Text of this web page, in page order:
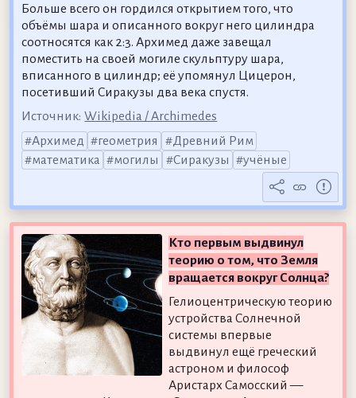
Больше всего он гордился открытием того, что
объёмы шара и описанного вокруг него цилиндра
соотносятся как 2:3. Архимед даже завещал
поместить на своей могиле скульптуру шара,
вписанного в цилиндр; её упомянул Цицерон,
посетивший Сиракузы два века спустя.
Источник: Wikipedia / Archimedes
Архимед
геометрия
Древний Рим
математика
могилы Сиракузы учёные
Кто первым выдвинул
теорию о том, что Земля
вращается вокруг Солнца?
Гелиоцентрическую теорию
устройства Солнечной
системы впервые
выдвинул ещё греческий
астроном и философ
Аристарх Самосский —